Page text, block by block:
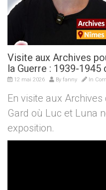
Visite aux Archives
la Guerre : 1939-1945
12 mai 2026 By fanny In
En visite aux
Gard où Luc et Luna
exposition.